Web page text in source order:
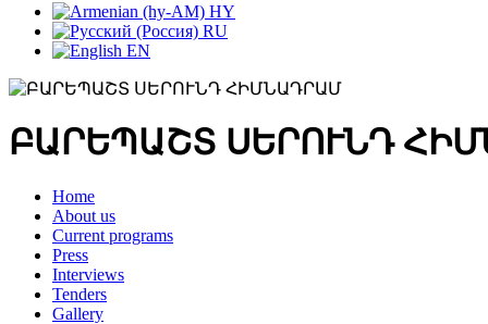
HY
RU
EN
ԲԱՐԵՊԱՇՏ ՍԵՐՈՒՆԴ
Home
About us
Current programs
Press
Interviews
Tenders
Gallery